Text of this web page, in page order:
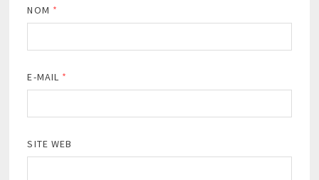
NOM *
E-MAIL *
SITE WEB